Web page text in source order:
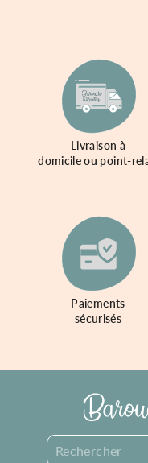
Livraison à
domicile ou point-
Paiements
sécurisés